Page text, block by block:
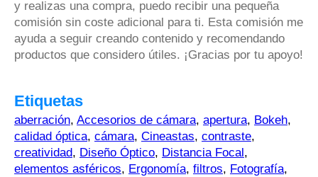
y realizas una compra, puedo recibir una pequeña
comisión sin coste adicional para ti. Esta comisión me
ayuda a seguir creando contenido y recomendando
productos que considero útiles. ¡Gracias por tu apoyo!
Etiquetas
aberración, Accesorios de cámara, apertura, Bokeh,
calidad óptica, cámara, Cineastas, contraste,
creatividad, Diseño Óptico, Distancia Focal,
elementos asféricos, Ergonomía, filtros, Fotografía,